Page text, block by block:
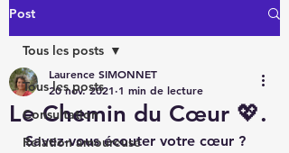
Post
Tous les posts
Consultation
Relation amoureuse
Tous les posts
Le Chemin du Cœur 💖.
Laurence SIMONNET
20 nov. 2021 1 min de lecture
Savez-vous écouter votre cœur ?